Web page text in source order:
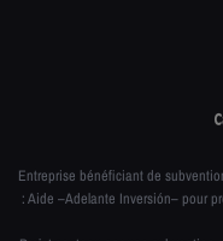
Entreprise bénéficiant de
: Aide –Adelante Inversión– pour